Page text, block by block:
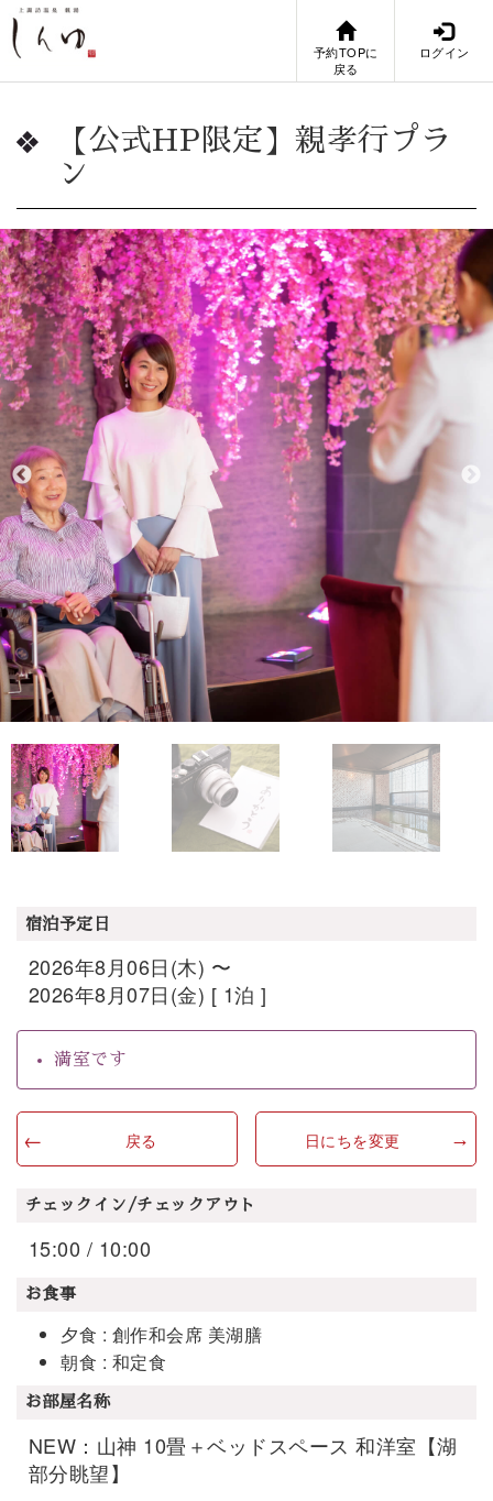
予約TOPに
戻る
ログイン
【公式HP限定】親孝行プラ
ン
宿泊予定日
2026年8月06日(木) 〜
2026年8月07日(金) [ 1泊 ]
満室です
戻る 日にちを変更
チェックイン/チェックアウト
15:00 / 10:00
お食事
夕食 : 創作和会席 美湖膳
朝食 : 和定食
お部屋名称
NEW：山神 10畳＋ベッドスペース 和洋室【湖
部分眺望】